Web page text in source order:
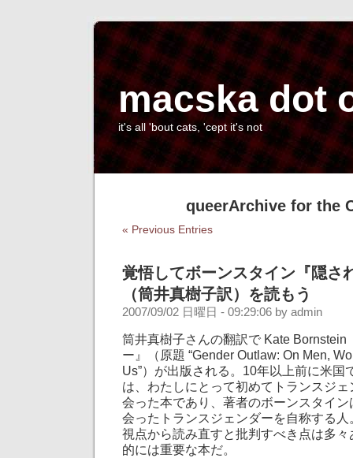
macska dot
it's all 'bout cats, 'cept it's not
queerArchive for the
« Previous Entries
覚悟してボーンスタイン『隠さ
（筒井真樹子訳）を読もう
2007/09/02 日曜日 - 09:29:06 by admin
筒井真樹子さんの翻訳で Kate Bornstein
ー』（原題 “Gender Outlaw: On Men,
Us”）が出版される。10年以上前に米国
は、わたしにとって初めてトランスジ
会った本であり、著者のボーンスタイ
会ったトランスジェンダーを自称する
視点から読み直すと批判すべき点は多
的には重要な本だ。